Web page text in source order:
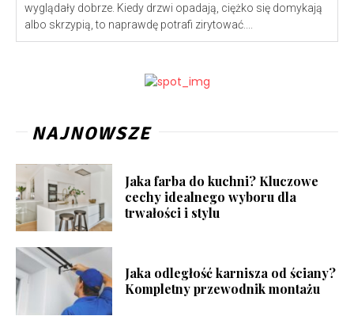
wyglądały dobrze. Kiedy drzwi opadają, ciężko się domykają
albo skrzypią, to naprawdę potrafi zirytować....
NAJNOWSZE
Jaka farba do kuchni? Kluczowe
cechy idealnego wyboru dla
trwałości i stylu
Jaka odległość karnisza od ściany?
Kompletny przewodnik montażu